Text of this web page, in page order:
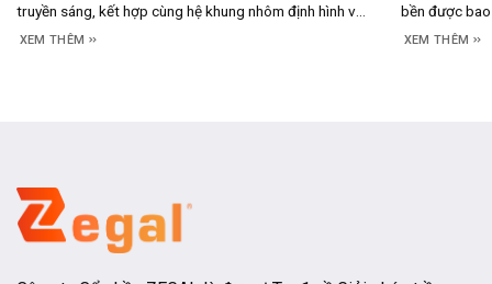
truyền sáng, kết hợp cùng hệ khung nhôm định hình và
đèn LED đặt phía sau để tạo nên bề mặt phát sáng
XEM THÊM
bền được
thực tế, câu
XEM THÊM